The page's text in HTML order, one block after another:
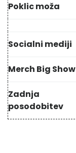
Poklic moža
Socialni mediji
Merch Big Show
Zadnja
posodobitev